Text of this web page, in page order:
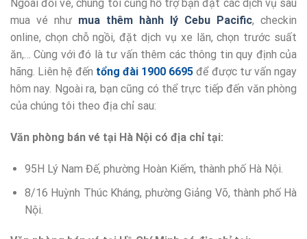
Ngoài đổi vé, chúng tôi cũng hỗ trợ bạn đặt các dịch vụ sau
mua vé như mua thêm hành lý Cebu Pacific, checkin
online, chọn chỗ ngồi, đặt dịch vụ xe lăn, chọn trước suất
ăn,… Cùng với đó là tư vấn thêm các thông tin quy định của
hãng. Liên hệ đến tổng đài 1900 6695 để được tư vấn ngay
hôm nay. Ngoài ra, bạn cũng có thể trực tiếp đến văn phòng
của chúng tôi theo địa chỉ sau:
Văn phòng bán vé tại Hà Nội có địa chỉ tại:
95H Lý Nam Đế, phường Hoàn Kiếm, thành phố Hà Nội.
8/16 Huỳnh Thúc Kháng, phường Giảng Võ, thành phố Hà
Nội.